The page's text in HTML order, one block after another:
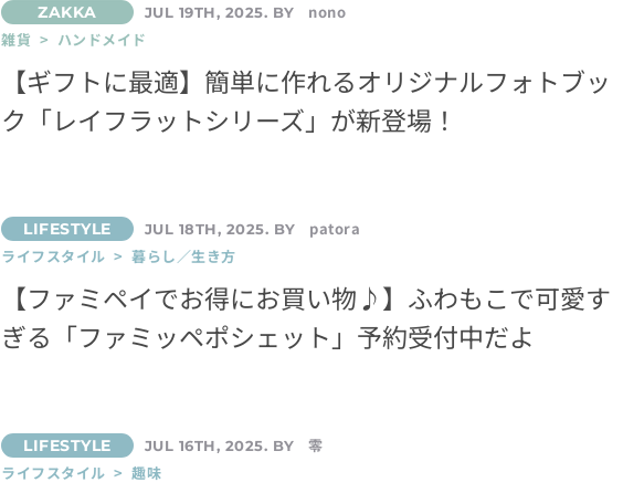
JUL 19TH, 2025. BY
nono
雑貨 > ハンドメイド
【ギフトに最適】簡単に作れるオリジナルフォトブッ
ク「レイフラットシリーズ」が新登場！
JUL 18TH, 2025. BY
patora
ライフスタイル > 暮らし／生き方
【ファミペイでお得にお買い物♪】ふわもこで可愛す
ぎる「ファミッペポシェット」予約受付中だよ
JUL 16TH, 2025. BY
零
ライフスタイル > 趣味